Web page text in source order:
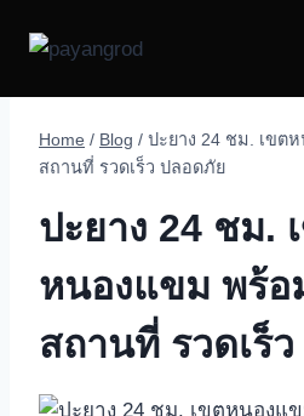
Home / Blog / ปะยาง 24 ชม. เขต
สถานที่ รวดเร็ว ปลอดภัย
ปะยาง 24 ชม.
หนองแขม พร้อ
สถานที่ รวดเร็